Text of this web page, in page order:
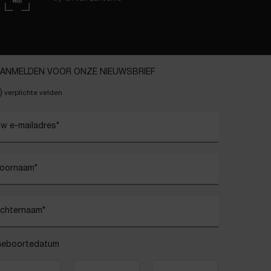
VOOR ONZE NIEUWSBRIEF
verplichte velden
e-mailadres*
*
*